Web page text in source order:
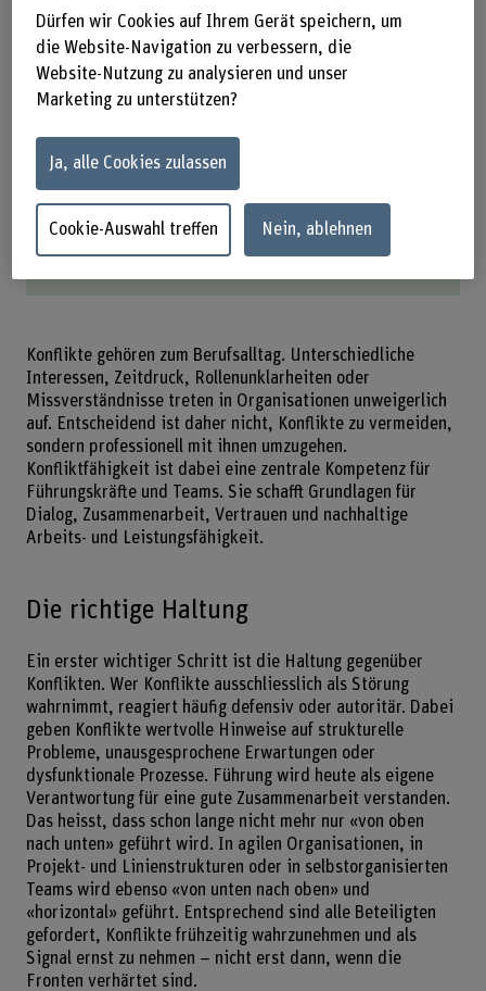
Das Wichtigste in Kürze
Konflikte früh und wertschätzend ansprechen, um
Geteilte Führung, aktives Zuhören und klare
Gesprächsregeln, um die Zusammenarbeit zu
verbessern.
und wie sie den Wiedereinstieg in die
Zusammenarbeit unterstützen.
Konflikte gehören zum Berufsalltag. Unterschiedliche
Interessen, Zeitdruck, Rollenunklarheiten oder
Missverständnisse treten in Organisationen unweigerlich
auf. Entscheidend ist daher nicht, Konflikte zu vermeiden,
sondern professionell mit ihnen umzugehen.
Konfliktfähigkeit ist dabei eine zentrale Kompetenz für
Führungskräfte und Teams. Sie schafft Grundlagen für
Dialog, Zusammenarbeit, Vertrauen und nachhaltige
Arbeits- und Leistungsfähigkeit.
Die richtige Haltung
Ein erster wichtiger Schritt ist die Haltung gegenüber
Konflikten. Wer Konflikte ausschliesslich als Störung
wahrnimmt, reagiert häufig defensiv oder autoritär. Dabei
geben Konflikte wertvolle Hinweise auf strukturelle
Probleme, unausgesprochene Erwartungen oder
dysfunktionale Prozesse. Führung wird heute als eigene
Verantwortung für eine gute Zusammenarbeit verstanden.
Das heisst, dass schon lange nicht mehr nur «von oben
nach unten» geführt wird. In agilen Organisationen, in
Projekt- und Linienstrukturen oder in selbstorganisierten
Teams wird ebenso «von unten nach oben» und
«horizontal» geführt. Entsprechend sind alle Beteiligten
gefordert, Konflikte frühzeitig wahrzunehmen und als
Signal ernst zu nehmen – nicht erst dann, wenn die
Fronten verhärtet sind.
Dürfen wir Cookies auf Ihrem Gerät speichern, um
die Website-Navigation zu verbessern, die
Website-Nutzung zu analysieren und unser
Marketing zu unterstützen?
Ja, alle Cookies zulassen
Cookie-Auswahl treffen Nein, ablehnen